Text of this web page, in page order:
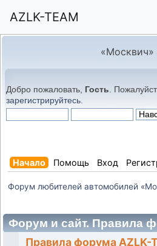
AZLK-TEAM
Добро пожаловать, Гость .
зарегистрируйтесь
Начало Помощь Вход
Форум любителей автомобилей
Форум и сайт. Правила
Правила форума AZLK-